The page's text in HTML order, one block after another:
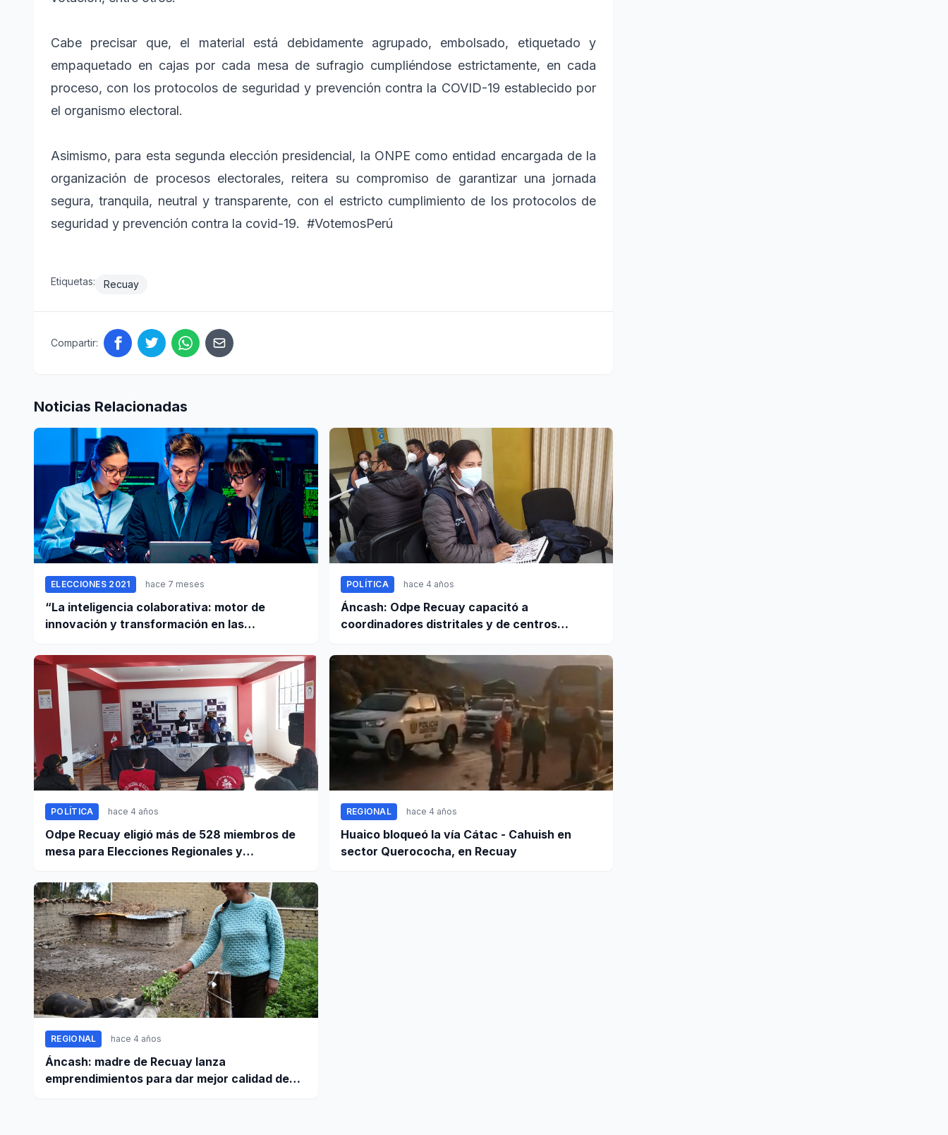
Cabe precisar que, el material está debidamente agrupado, embolsado, etiquetado y
empaquetado en cajas por cada mesa de sufragio cumpliéndose estrictamente, en cada
proceso, con los protocolos de seguridad y prevención contra la COVID-19 establecido por
el organismo electoral.
Asimismo, para esta segunda elección presidencial, la ONPE como entidad encargada de la
organización de procesos electorales, reitera su compromiso de garantizar una jornada
segura, tranquila, neutral y transparente, con el estricto cumplimiento de los protocolos de
seguridad y prevención contra la covid-19. #VotemosPerú
Etiquetas: Recuay
Compartir:
Noticias Relacionadas
ELECCIONES 2021 hace 7 meses
“La inteligencia colaborativa: motor de
innovación y transformación en las
POLÍTICA hace 4 años
Áncash: Odpe Recuay capacitó a
coordinadores distritales y de centros
POLÍTICA hace 4 años
Odpe Recuay eligió más de 528 miembros de
mesa para Elecciones Regionales y
REGIONAL hace 4 años
Huaico bloqueó la vía Cátac - Cahuish en
sector Querococha, en Recuay
REGIONAL hace 4 años
Áncash: madre de Recuay lanza
emprendimientos para dar mejor calidad de